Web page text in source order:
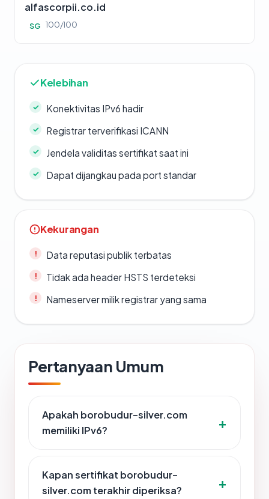
alfascorpii.co.id
SG 100/100
Kelebihan
Konektivitas IPv6 hadir
Registrar terverifikasi ICANN
Jendela validitas sertifikat saat ini
Dapat dijangkau pada port standar
Kekurangan
Data reputasi publik terbatas
Tidak ada header HSTS terdeteksi
Nameserver milik registrar yang sama
Pertanyaan Umum
Apakah borobudur-silver.com
memiliki IPv6?
Kapan sertifikat borobudur-
silver.com terakhir diperiksa?